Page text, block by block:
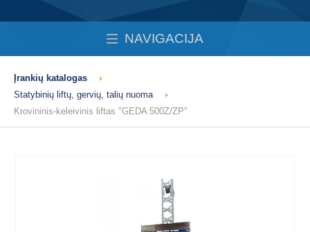
NAVIGACIJA
Įrankių katalogas
Statybinių liftų, gervių, talių nuoma
Krovininis-keleivinis liftas "GEDA 500Z/ZP"